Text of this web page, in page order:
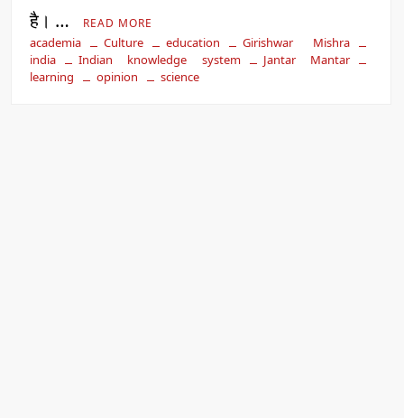
है। …
READ MORE
academia Culture education
Girishwar Mishra
india
Indian knowledge system
Jantar Mantar
learning
opinion science